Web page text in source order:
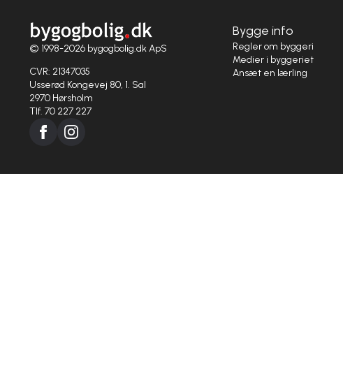
© 1998-2026 bygogbolig.dk ApS
CVR: 21347035
Usserød Kongevej 80, 1. Sal
2970 Hørsholm
Tlf. 70 227 227
Bygge info
Regler om byggeri
Medier i byggeriet
Ansæt en lærling